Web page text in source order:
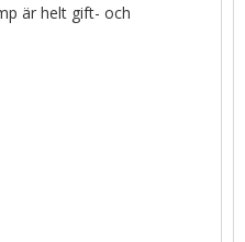
är helt gift- och